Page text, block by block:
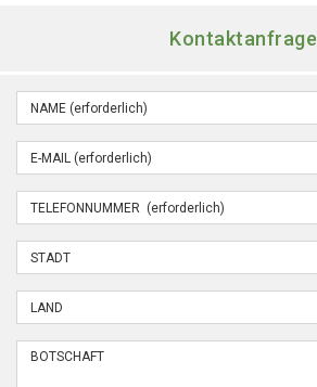
Kontaktanfrage